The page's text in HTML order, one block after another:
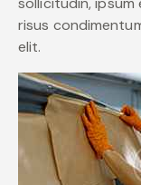
risus
elit.